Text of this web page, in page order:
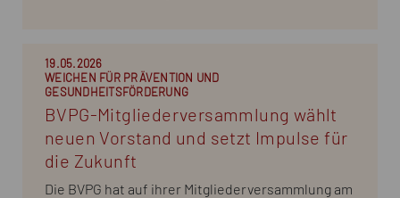
19.05.2026
WEICHEN FÜR PRÄVENTION UND
GESUNDHEITSFÖRDERUNG
BVPG-Mitgliederversammlung wählt
neuen Vorstand und setzt Impulse für
die Zukunft
Die BVPG hat auf ihrer Mitgliederversammlung am